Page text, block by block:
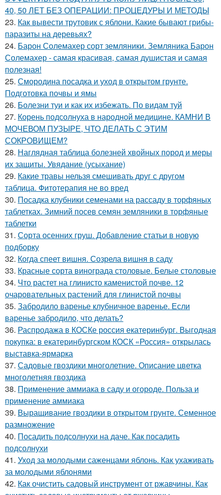
40, 50 ЛЕТ БЕЗ ОПЕРАЦИИ: ПРОЦЕДУРЫ И МЕТОДЫ
23. Как вывести трутовик с яблони. Какие бывают грибы-
паразиты на деревьях?
24. Барон Солемахер сорт земляники. Земляника Барон
Солемахер - самая красивая, самая душистая и самая
полезная!
25. Смородина посадка и уход в открытом грунте.
Подготовка почвы и ямы
26. Болезни туи и как их избежать. По видам туй
27. Корень подсолнуха в народной медицине. КАМНИ В
МОЧЕВОМ ПУЗЫРЕ, ЧТО ДЕЛАТЬ С ЭТИМ
СОКРОВИЩЕМ?
28. Наглядная таблица болезней хвойных пород и меры
их защиты. Увядание (усыхание)
29. Какие травы нельзя смешивать друг с другом
таблица. Фитотерапия не во вред
30. Посадка клубники семенами на рассаду в торфяных
таблетках. Зимний посев семян земляники в торфяные
таблетки
31. Сорта осенних груш. Добавление статьи в новую
подборку
32. Когда спеет вишня. Созрела вишня в саду
33. Красные сорта винограда столовые. Белые столовые
34. Что растет на глинисто каменистой почве. 12
очаровательных растений для глинистой почвы
35. Забродило варенье клубничное варенье. Если
варенье забродило, что делать?
36. Распродажа в КОСКе россия екатеринбург. Выгодная
покупка: в екатеринбургском КОСК «Россия» открылась
выставка-ярмарка
37. Садовые гвоздики многолетние. Описание цветка
многолетняя гвоздика
38. Применение аммиака в саду и огороде. Польза и
применение аммиака
39. Выращивание гвоздики в открытом грунте. Семенное
размножение
40. Посадить подсолнухи на даче. Как посадить
подсолнухи
41. Уход за молодыми саженцами яблонь. Как ухаживать
за молодыми яблонями
42. Как очистить садовый инструмент от ржавчины. Как